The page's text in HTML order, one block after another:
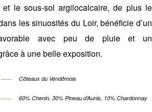
le sous-sol argilocalcaire, de plus le
les sinuosités du Loir, bénéficie d’un
avec peu de pluie et un
à une belle exposition.
Côteaux du Vendômois
60% Chenin, 30% Pineau d’Aunis, 10% Chardonnay